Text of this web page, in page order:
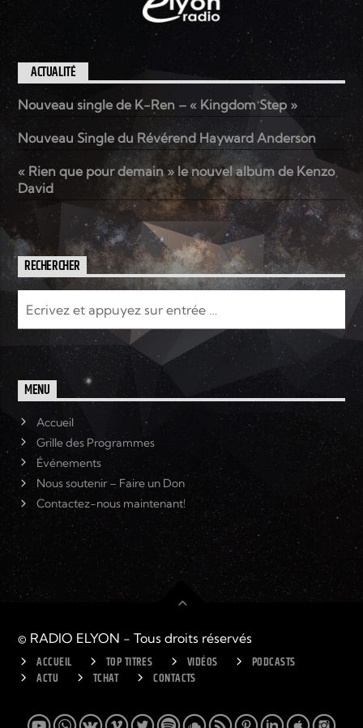
ACTUALITÉ
Nouveau single de K-Ren – « Kingdom Step »
Nouveau Single du Révérend Hayward Anderson
« Rien que pour demain » le nouvel album de Kenzo
David
RECHERCHER
MENU
Accueil
Grille des Programmes
Événements
Nous soutenir – Faire un Don
Contactez-nous maintenant!
© RADIO ELYON - Tous droits réservés
ACCUEIL TOP TITRES VIDÉOS
PODCASTS
ACTU
TCHAT CONTACTS